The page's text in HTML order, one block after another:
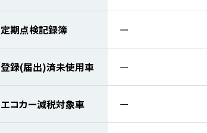
定期点検記録簿 ー
登録(届出)済未使用車 ー
エコカー減税対象車 ー